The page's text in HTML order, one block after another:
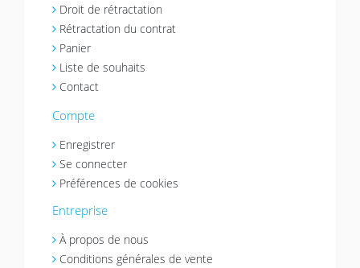
Droit de rétractation
Rétractation du contrat
Panier
Liste de souhaits
Contact
Compte
Enregistrer
Se connecter
Préférences de cookies
Entreprise
À propos de nous
Conditions générales de vente